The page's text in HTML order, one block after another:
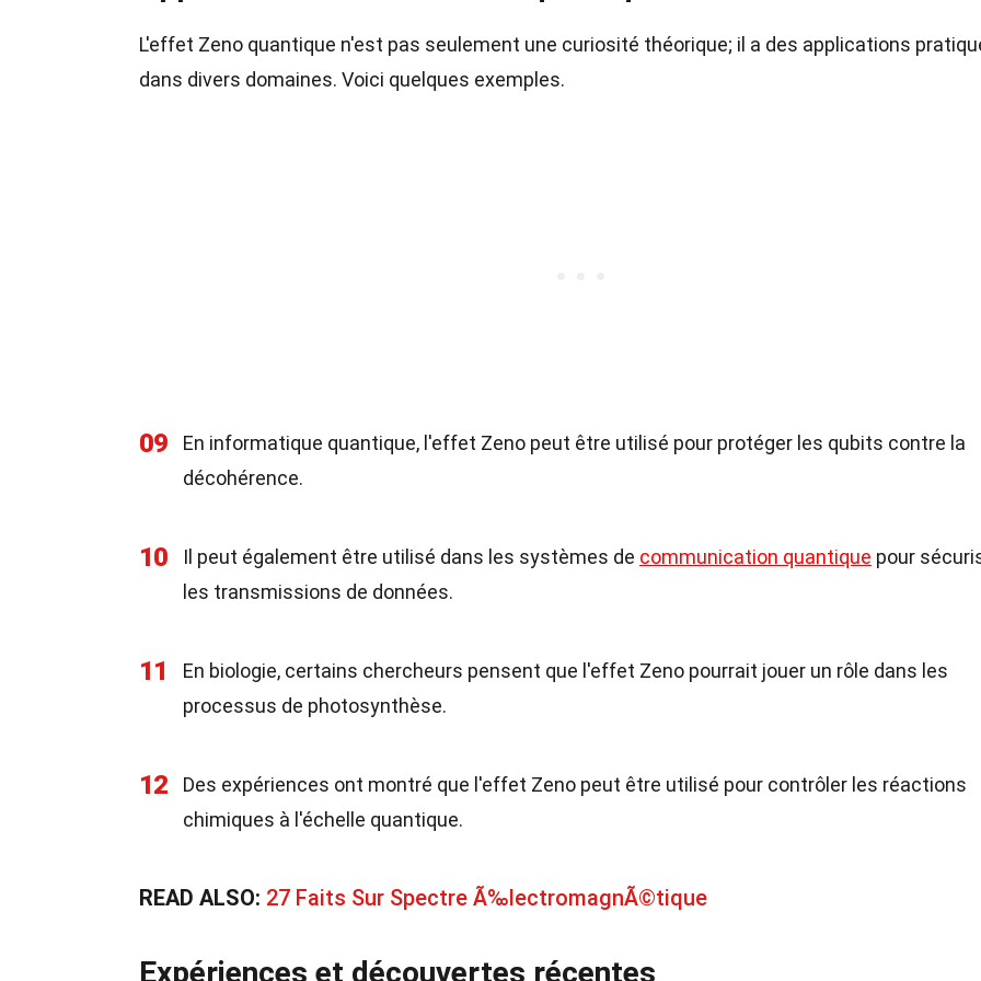
L'effet Zeno quantique n'est pas seulement une curiosité théorique; il a des applications
dans divers domaines. Voici quelques exemples.
09
En informatique quantique, l'effet Zeno peut être utilisé pour protéger les qubits contre la
décohérence.
10 Il peut également être utilisé dans les systèmes de communication quantique pour
les transmissions de données.
11
En biologie, certains chercheurs pensent que l'effet Zeno pourrait jouer un rôle dans les
processus de photosynthèse.
12
Des expériences ont montré que l'effet Zeno peut être utilisé pour contrôler les réactions
chimiques à l'échelle quantique.
READ ALSO: 27 Faits Sur Spectre Ã‰lectromagnÃ©tique
Expériences et découvertes récentes